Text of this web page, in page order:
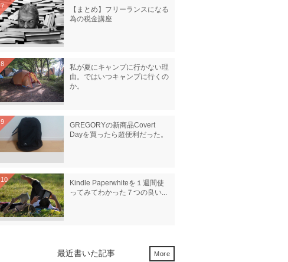
7
【まとめ】フリーランスになる
為の税金講座
8
私が夏にキャンプに行かない理
由。ではいつキャンプに行くの
か。
9
GREGORYの新商品Covert
Dayを買ったら超便利だった。
10
Kindle Paperwhiteを１週間使
ってみてわかった７つの良い...
最近書いた記事 More